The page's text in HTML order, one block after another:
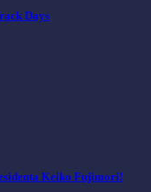
Days
Keiko Fujimori!